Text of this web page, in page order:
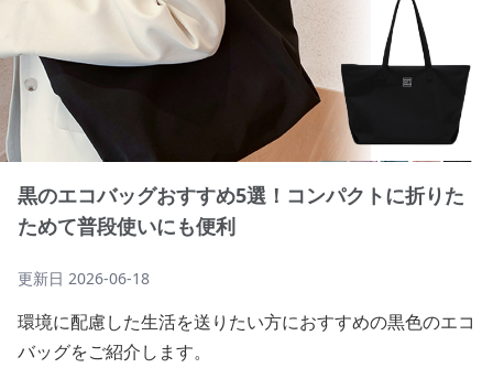
黒のエコバッグおすすめ5選！コンパクトに折りた
ためて普段使いにも便利
更新日 2026-06-18
環境に配慮した生活を送りたい方におすすめの黒色のエコ
バッグをご紹介します。